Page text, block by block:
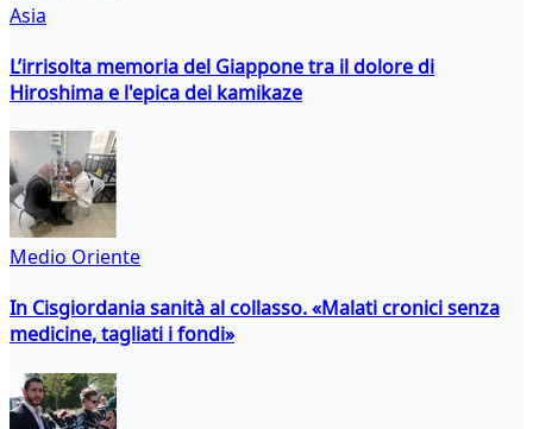
Asia
L’irrisolta memoria del Giappone tra il dolore di
Hiroshima e l'epica dei kamikaze
Medio Oriente
In Cisgiordania sanità al collasso. «Malati cronici senza
medicine, tagliati i fondi»